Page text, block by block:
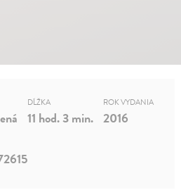
DĹŽKA
11 hod. 3 min.
ROK VYDANIA
2016